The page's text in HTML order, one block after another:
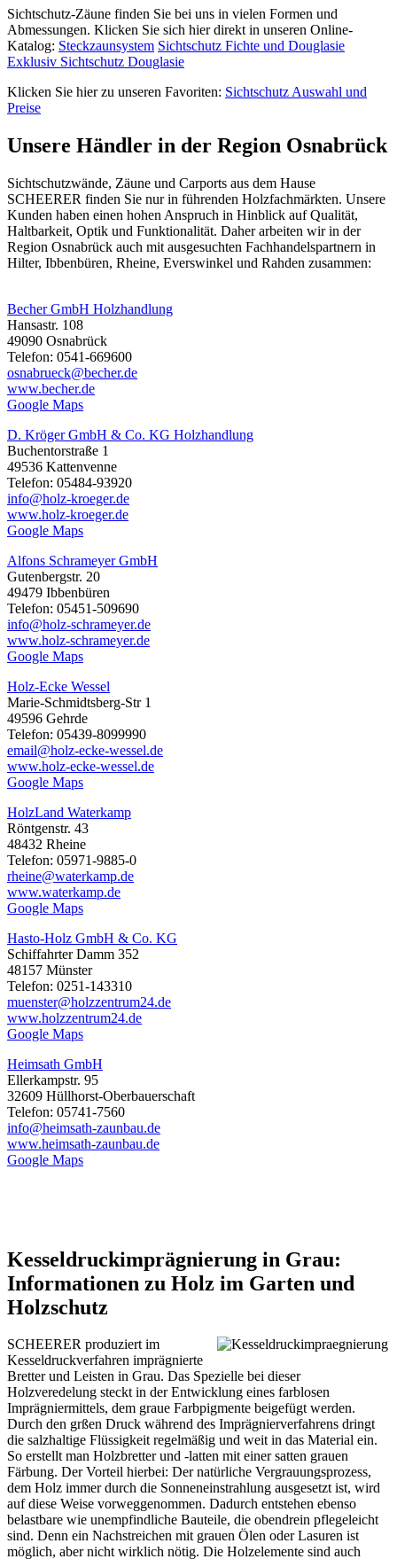
Sichtschutz-Zäune finden Sie bei uns in vielen Formen und
Abmessungen. Klicken Sie sich hier direkt in unseren Online-
Katalog: Steckzaunsystem Sichtschutz Fichte und Douglasie
Exklusiv Sichtschutz Douglasie
Klicken Sie hier zu unseren Favoriten: Sichtschutz Auswahl und
Preise
Unsere Händler in der Region Osnabrück
Sichtschutzwände, Zäune und Carports aus dem Hause
SCHEERER finden Sie nur in führenden Holzfachmärkten. Unsere
Kunden haben einen hohen Anspruch in Hinblick auf Qualität,
Haltbarkeit, Optik und Funktionalität. Daher arbeiten wir in der
Region Osnabrück auch mit ausgesuchten Fachhandelspartnern in
Hilter, Ibbenbüren, Rheine, Everswinkel und Rahden zusammen:
Becher GmbH Holzhandlung
Hansastr. 108
49090 Osnabrück
Telefon: 0541-669600
osnabrueck@becher.de
www.becher.de
Google Maps
D. Kröger GmbH & Co. KG Holzhandlung
Buchentorstraße 1
49536 Kattenvenne
Telefon: 05484-93920
info@holz-kroeger.de
www.holz-kroeger.de
Google Maps
Alfons Schrameyer GmbH
Gutenbergstr. 20
49479 Ibbenbüren
Telefon: 05451-509690
info@holz-schrameyer.de
www.holz-schrameyer.de
Google Maps
Holz-Ecke Wessel
Marie-Schmidtsberg-Str 1
49596 Gehrde
Telefon: 05439-8099990
email@holz-ecke-wessel.de
www.holz-ecke-wessel.de
Google Maps
HolzLand Waterkamp
Röntgenstr. 43
48432 Rheine
Telefon: 05971-9885-0
rheine@waterkamp.de
www.waterkamp.de
Google Maps
Hasto-Holz GmbH & Co. KG
Schiffahrter Damm 352
48157 Münster
Telefon: 0251-143310
muenster@holzzentrum24.de
www.holzzentrum24.de
Google Maps
Heimsath GmbH
Ellerkampstr. 95
32609 Hüllhorst-Oberbauerschaft
Telefon: 05741-7560
info@heimsath-zaunbau.de
www.heimsath-zaunbau.de
Google Maps
Kesseldruckimprägnierung in Grau:
Informationen zu Holz im Garten und
Holzschutz
SCHEERER produziert im
Kesseldruckverfahren imprägnierte
Bretter und Leisten in Grau. Das Spezielle bei dieser
Holzveredelung steckt in der Entwicklung eines farblosen
Imprägniermittels, dem graue Farbpigmente beigefügt werden.
Durch den grßen Druck während des Imprägnierverfahrens dringt
die salzhaltige Flüssigkeit regelmäßig und weit in das Material ein.
So erstellt man Holzbretter und -latten mit einer satten grauen
Färbung. Der Vorteil hierbei: Der natürliche Vergrauungsprozess,
dem Holz immer durch die Sonneneinstrahlung ausgesetzt ist, wird
auf diese Weise vorweggenommen. Dadurch entstehen ebenso
belastbare wie unempfindliche Bauteile, die obendrein pflegeleicht
sind. Denn ein Nachstreichen mit grauen Ölen oder Lasuren ist
möglich, aber nicht wirklich nötig. Die Holzelemente sind auch